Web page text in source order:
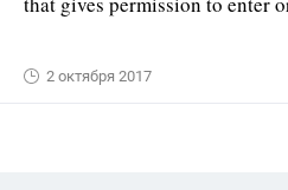
2 октября 2017